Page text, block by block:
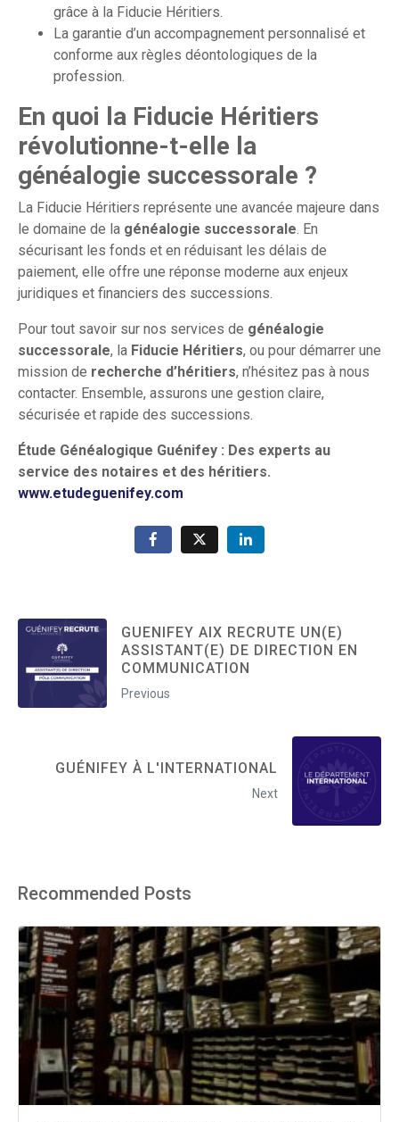
grâce à la Fiducie Héritiers.
La garantie d’un accompagnement personnalisé et
conforme aux règles déontologiques de la
profession.
En quoi la Fiducie Héritiers
révolutionne-t-elle la
généalogie successorale ?
La Fiducie Héritiers représente une avancée majeure dans
le domaine de la généalogie successorale . En
sécurisant les fonds et en réduisant les délais de
paiement, elle offre une réponse moderne aux enjeux
juridiques et financiers des successions.
Pour tout savoir sur nos services de généalogie
successorale, la Fiducie Héritiers, ou pour démarrer une
mission de recherche d’héritiers, n’hésitez pas à nous
contacter. Ensemble, assurons une gestion claire,
sécurisée et rapide des successions.
Étude Généalogique Guénifey : Des experts au
service des notaires et des héritiers.
www.etudeguenifey.com
GUENIFEY AIX RECRUTE UN(E)
ASSISTANT(E) DE DIRECTION EN
COMMUNICATION
Previous
GUÉNIFEY À L'INTERNATIONAL
Next
Recommended Posts